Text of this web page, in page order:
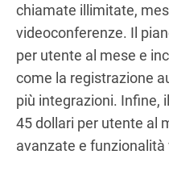
chiamate illimitate,
videoconferenze. Il
per utente al mese e
come la registrazione
più integrazioni. Infine,
45 dollari per utente al
avanzate e